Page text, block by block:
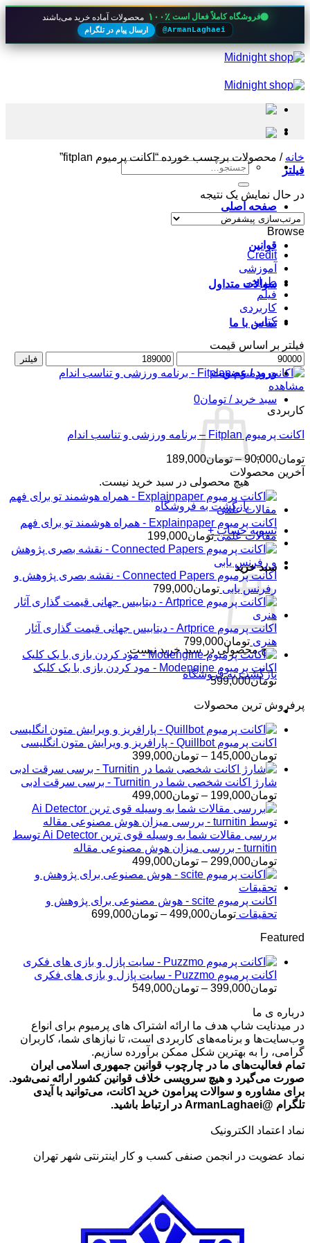
فروشگاه کاملاً فعال است ۱۰۰٪ محصولات آماده خرید می‌باشند
@ArmanLaghaei ارسال پیام در تلگرام
Skip
to
جستجو
صفحه اصلی
قوانین
سوالات متداول
تماس با ما
ورود / عضویت
سبد خرید / تومان0
هیچ محصولی در سبد خرید نیست.
بازگشت به فروشگاه
تسویه حساب +
سبد خرید
هیچ محصولی در سبد خرید نیست.
بازگشت به فروشگاه
خانه / محصولات برچسب خورده “اکانت پرمیوم fitplan”
فیلتر
در حال نمایش یک نتیجه
Browse
Credit
آموزشی
طراحی
فیلم
کاربردی
کتاب
فیلتر بر اساس قیمت
حداقل
قیمت
حداکثر
قیمت
فیلتر
مشاهده
کاربردی
اکانت پرمیوم Fitplan – برنامه ورزشی و تناسب اندام
تومان90,000
– تومان189,000
تومان90,000
تا
تومان189,000
آخرین محصولات
اکانت پرمیوم Explainpaper - همراه هوشمند تو برای فهم
مقالات علمی تومان199,000
اکانت پرمیوم Connected Papers - نقشه بصری پژوهش و
رفرنس یابی تومان799,000
اکانت پرمیوم Artprice - دیتابیس جهانی قیمت ‌گذاری آثار
هنری تومان799,000
اکانت پرمیوم Modengine - مود کردن بازی با یک کلیک
تومان599,000
پرفروش ترین محصولات
اکانت پرمیوم Quillbot - پارافریز و ویرایش متون انگلیسی
تومان145,000
– تومان399,000محدوده
قیمت:
تومان145,000
تا
تومان399,000
شارژ اکانت شخصی شما در Turnitin - برسی سرقت ادبی
تومان199,000
– تومان499,000محدوده
قیمت:
تومان199,000
تا
تومان499,000
بررسی مقالات شما به وسیله قوی ترین Ai Detector توسط
turnitin - بررسی میزان هوش مصنوعی مقاله
تومان299,000
– تومان499,000محدوده
قیمت:
تا
تومان499,000
اکانت پرمیوم scite - هوش مصنوعی برای پژوهش و
تحقیقات تومان499,000
– تومان699,000محدوده
تومان699,000
Featured
اکانت پرمیوم Puzzmo - سایت پازل و بازی های فکری
تومان399,000
– تومان549,000
تا
تومان549,000
درباره ی ما
در میدنایت شاپ هدف ما ارائه اشتراک های پرمیوم برای انواع
وب‌سایت‌ها و برنامه‌های کاربردی است، تا نیازهای شما، کاربران
گرامی، را به بهترین شکل ممکن برآورده سازیم.
تمام فعالیت‌های ما در چارچوب قوانین جمهوری اسلامی ایران
صورت می‌گیرد و هیچ سرویسی خلاف قوانین کشور ارائه نمی‌شود.
برای مشاوره و سوالات پیرامون خرید اکانت، می‌توانید با آیدی
تلگرام @ArmanLaghaei در ارتباط باشید.
نماد اعتماد الکترونیک
نماد عضویت در انجمن صنفی کسب و کار اینترنتی شهر تهران